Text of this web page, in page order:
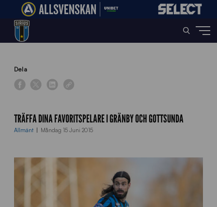
Home»
Dela
TRÄFFA DINA FAVORITSPELARE I GRÄNBY OCH GOTTSUNDA
Allmänt Måndag 15 Juni 2015